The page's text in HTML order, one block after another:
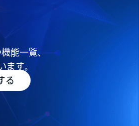
能一覧、
ます。
る